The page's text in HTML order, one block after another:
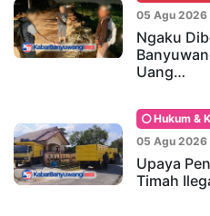
05 Agu 2026
Ngaku
Uang…
Hukum &
05 Agu 2026
Upaya
Timah